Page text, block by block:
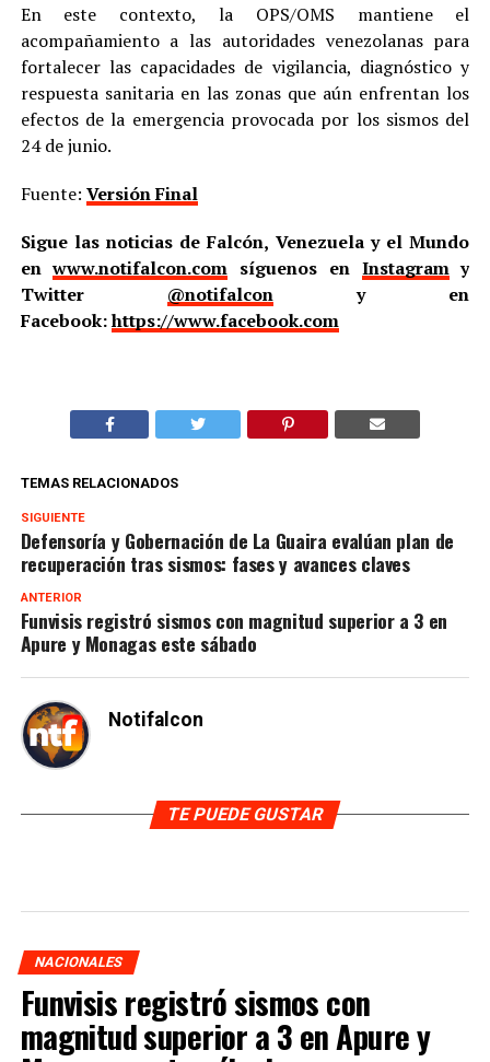
En este contexto, la OPS/OMS mantiene el
acompañamiento a las autoridades venezolanas para
fortalecer las capacidades de vigilancia, diagnóstico y
respuesta sanitaria en las zonas que aún enfrentan los
efectos de la emergencia provocada por los sismos del
24 de junio.
Fuente: Versión Final
Sigue las noticias de Falcón, Venezuela y el Mundo
enwww.notifalcon.com síguenos en Instagramy
Twitter @notifalcony en
Facebook:https://www.facebook.com
TEMAS RELACIONADOS
SIGUIENTE
Defensoría y Gobernación de La Guaira evalúan plan de
recuperación tras sismos: fases y avances claves
ANTERIOR
Funvisis registró sismos con magnitud superior a 3 en
Apure y Monagas este sábado
Notifalcon
TE PUEDE GUSTAR
NACIONALES
Funvisis registró sismos con
magnitud superior a 3 en Apure y